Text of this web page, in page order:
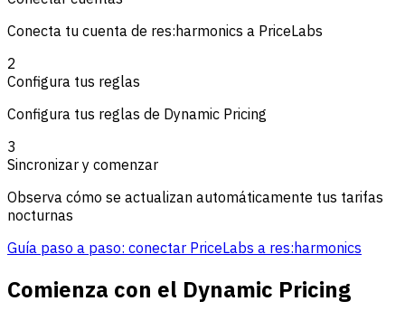
Conecta tu cuenta de res:harmonics a PriceLabs
2
Configura tus reglas
Configura tus reglas de Dynamic Pricing
3
Sincronizar y comenzar
Observa cómo se actualizan automáticamente tus tarifas
nocturnas
Guía paso a paso: conectar PriceLabs a res:harmonics
Comienza con el Dynamic Pricing